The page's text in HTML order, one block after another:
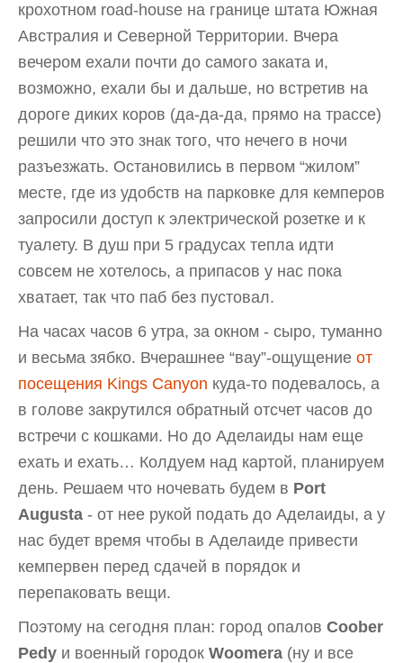
крохотном road-house на границе штата Южная
Австралия и Северной Территории. Вчера
вечером ехали почти до самого заката и,
возможно, ехали бы и дальше, но встретив на
дороге диких коров (да-да-да, прямо на трассе)
решили что это знак того, что нечего в ночи
разъезжать. Остановились в первом “жилом”
месте, где из удобств на парковке для кемперов
запросили доступ к электрической розетке и к
туалету. В душ при 5 градусах тепла идти
совсем не хотелось, а припасов у нас пока
хватает, так что паб без пустовал.
На часах часов 6 утра, за окном - сыро, туманно
и весьма зябко. Вчерашнее “вау”-ощущение от
посещения Kings Canyon куда-то подевалось, а
в голове закрутился обратный отсчет часов до
встречи с кошками. Но до Аделаиды нам еще
ехать и ехать… Колдуем над картой, планируем
день. Решаем что ночевать будем в Port
Augusta - от нее рукой подать до Аделаиды, а у
нас будет время чтобы в Аделаиде привести
кемпервен перед сдачей в порядок и
перепаковать вещи.
Поэтому на сегодня план: город опалов Coober
Pedy и военный городок Woomera (ну и все